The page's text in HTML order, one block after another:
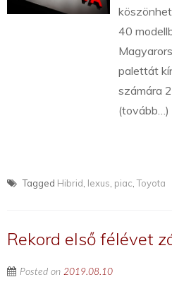
40
palettát
számára
(tovább…)
Tagged Hibrid lexus piac ,Toyota
Rekord első félévet
Posted on 2019.08.10